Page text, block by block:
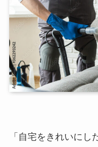
「自宅をきれいにし